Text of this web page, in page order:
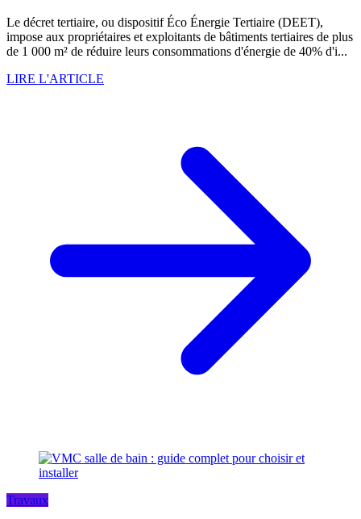
Le décret tertiaire, ou dispositif Éco Énergie Tertiaire (DEET),
impose aux propriétaires et exploitants de bâtiments tertiaires de plus
de 1 000 m² de réduire leurs consommations d'énergie de 40% d'i...
LIRE L'ARTICLE
Travaux